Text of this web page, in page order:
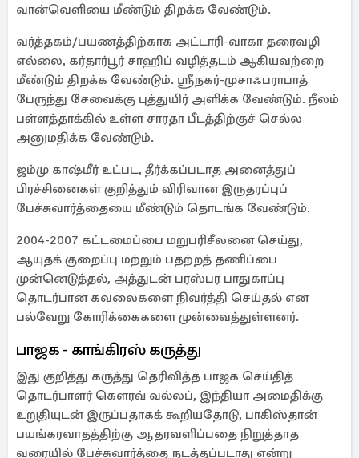
வான்வெளியை மீண்டும் திறக்க வேண்டும்.
வர்த்தகம்/பயணத்திற்காக அட்டாரி-வாகா தரைவழி
எல்லை, கர்தார்பூர் சாஹிப் வழித்தடம் ஆகியவற்றை
மீண்டும் திறக்க வேண்டும். ஸ்ரீநகர்-முசாஃபராபாத்
பேருந்து சேவைக்கு புத்துயிர் அளிக்க வேண்டும். நீலம்
பள்ளத்தாக்கில் உள்ள சாரதா பீடத்திற்குச் செல்ல
அனுமதிக்க வேண்டும்.
ஜம்மு காஷ்மீர் உட்பட, தீர்க்கப்படாத அனைத்துப்
பிரச்சினைகள் குறித்தும் விரிவான இருதரப்புப்
பேச்சுவார்த்தையை மீண்டும் தொடங்க வேண்டும்.
2004-2007 கட்டமைப்பை மறுபரிசீலனை செய்து,
ஆயுதக் குறைப்பு மற்றும் பதற்றத் தணிப்பை
முன்னெடுத்தல், அத்துடன் பரஸ்பர பாதுகாப்பு
தொடர்பான கவலைகளை நிவர்த்தி செய்தல் என
பல்வேறு கோரிக்கைகளை முன்வைத்துள்ளனர்.
பாஜக - காங்கிரஸ் கருத்து
இது குறித்து கருத்து தெரிவித்த பாஜக செய்தித்
தொடர்பாளர் கௌரவ் வல்லப், இந்தியா அமைதிக்கு
உறுதியுடன் இருப்பதாகக் கூறியதோடு, பாகிஸ்தான்
பயங்கரவாதத்திற்கு ஆதரவளிப்பதை நிறுத்தாத
வரையில் பேச்சுவார்த்தை நடத்தப்படாது என்று